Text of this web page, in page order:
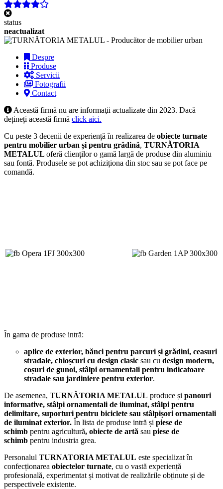
status
neactualizat
Despre
Produse
Servicii
Fotografii
Contact
Această firmă nu are informaţii actualizate din 2023. Dacă
dețineți această firmă click aici.
Cu peste 3 decenii de experiență în realizarea de obiecte turnate
pentru mobilier urban și pentru grădină, TURNĂTORIA
METALUL oferă clienților o gamă largă de produse din aluminiu
sau fontă. Produsele se pot achiziționa din stoc sau se pot face pe
comandă.
În gama de produse intră:
aplice de exterior, bănci pentru parcuri și grădini, ceasuri
stradale, chioșcuri cu design clasic sau cu design modern,
coșuri de gunoi, stâlpi ornamentali pentru indicatoare
stradale sau jardiniere pentru exterior.
De asemenea, TURNĂTORIA METALUL produce și panouri
informative, stâlpi ornamentali de iluminat, stâlpi pentru
delimitare, suporturi pentru biciclete sau stâlpișori ornamentali
de iluminat exterior. În lista de produse intră și piese de
schimb pentru agricultură, obiecte de artă sau piese de
schimb pentru industria grea.
Personalul TURNATORIA METALUL este specializat în
confecționarea obiectelor turnate, cu o vastă experiență
profesională, experimentat și motivat de realizările obținute și de
perspectivele existente.